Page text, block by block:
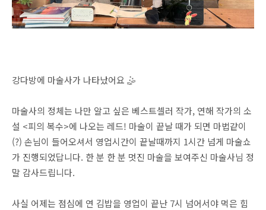
강다방에 마술사가 나타났어요 🤹
마술사의 정체는 나만 알고 싶은 베스트셀러 작가, 연해 작가의 소
설 <피의 복수>에 나오는 레드! 마술이 끝날 때가 되면 마법같이
(?) 손님이 들어오셔서 영업시간이 끝날때까지 1시간 넘게 마술쇼
가 진행되었답니다. 한 분 한 분 멋진 마술을 보여주신 마술사님 정
말 감사드립니다.
사실 어제는 점심에 연 김밥을 영업이 끝난 7시 넘어서야 먹은 힘